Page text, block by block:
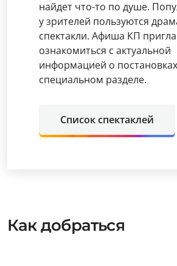
найдет что-то по душе.
у зрителей пользуются
спектакли. Афиша КП
ознакомиться с актуальной
информацией о
специальном разделе.
Список спектаклей
Как добраться